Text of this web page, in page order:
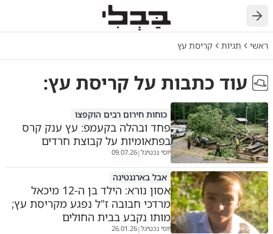
חזרה
ראשי תגיות קריסת עץ
עוד כתבות על קריסת עץ:
כוחות חירום רבים הוקפצו
פחד ובהלה בקעמפ: עץ ענק קרס
בפתאומיות על קבוצת חרדים
יוסי נכטיגל|
09.07.26
אבל בארגנטינה
אסון נורא: הילד בן ה-12 מיכאל
מרדכי חבובה ז"ל נפגע מקריסת עץ;
מותו נקבע בבית החולים
יוסי נכטיגל|
26.01.26